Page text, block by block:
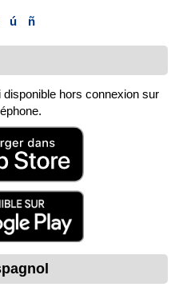
ú ñ
hors connexion sur